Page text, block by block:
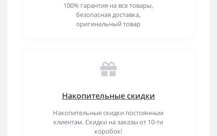
100% гарантия на все товары,
безопасная доставка,
оригинальный товар
Накопительные скидки
Накопительные скидки постоянным
клиентам. Скидки на заказы от 10-ти
коробок!